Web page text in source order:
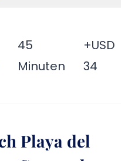
45
Minuten
+USD
34
Playa del